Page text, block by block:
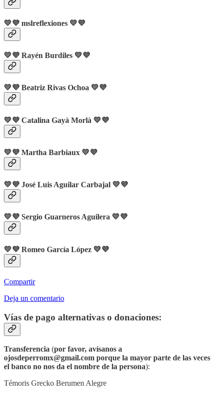
💛💜 mslreflexiones 💛💜
💛💜 Rayén Burdiles 💛💜
💛💜 Beatriz Rivas Ochoa 💛💜
💛💜 Catalina Gayà Morlà 💛💜
💛💜 Martha Barbiaux 💛💜
💛💜 José Luis Aguilar Carbajal 💛💜
💛💜 Sergio Guarneros Aguilera 💛💜
💛💜 Romeo García López 💛💜
Compartir
Deja un comentario
Vías de pago alternativas o donaciones:
Transferencia (por favor, avísanos a
ojosdeperromx@gmail.com porque la mayor parte de las veces
el banco no nos da el nombre de la persona):
Témoris Grecko Berumen Alegre